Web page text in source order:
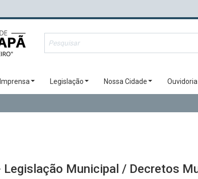
Imprensa Legislação Nossa Cidade Ouvidoria
Legislação Municipal / Decretos